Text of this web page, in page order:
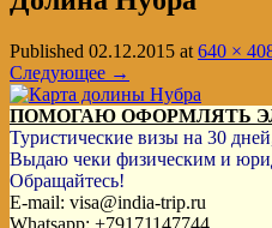
Published 02.12.2015 at 640 ×
Следующее →
ПОМОГАЮ ОФОРМЛЯТЬ
Туристические визы на 30
Выдаю чеки физическим и
Обращайтесь!
E-mail: visa@india-trip.ru